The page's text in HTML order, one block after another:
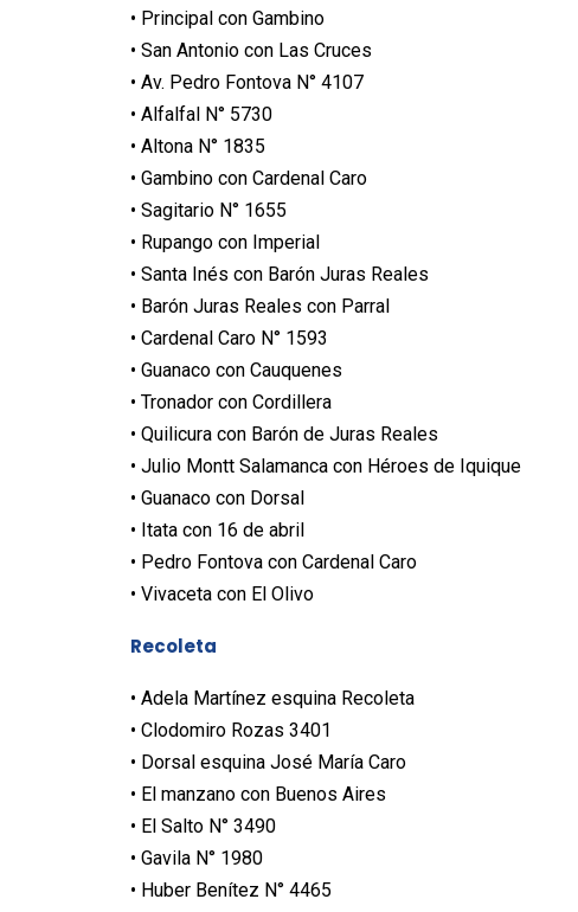
• Principal con Gambino
• San Antonio con Las Cruces
• Av. Pedro Fontova N° 4107
• Alfalfal N° 5730
• Altona N° 1835
• Gambino con Cardenal Caro
• Sagitario N° 1655
• Rupango con Imperial
• Santa Inés con Barón Juras Reales
• Barón Juras Reales con Parral
• Cardenal Caro N° 1593
• Guanaco con Cauquenes
• Tronador con Cordillera
• Quilicura con Barón de Juras Reales
• Julio Montt Salamanca con Héroes de Iquique
• Guanaco con Dorsal
• Itata con 16 de abril
• Pedro Fontova con Cardenal Caro
• Vivaceta con El Olivo
Recoleta
• Adela Martínez esquina Recoleta
• Clodomiro Rozas 3401
• Dorsal esquina José María Caro
• El manzano con Buenos Aires
• El Salto N° 3490
• Gavila N° 1980
• Huber Benítez N° 4465